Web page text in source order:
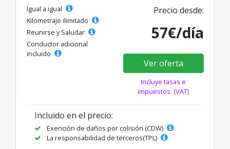
Igual a igual
Kilometraje ilimitado
Reunirse y Saludar
Conductor adicional
incluido
Precio desde:
57€/día
Ver oferta
Incluye tasas e
impuestos. (VAT)
Incluido en el precio:
Exención de daños por colisión (CDW)
La responsabilidad de terceros(TPL)